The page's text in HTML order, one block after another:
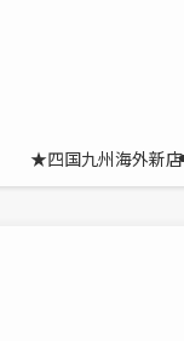
★四国九州海外新店